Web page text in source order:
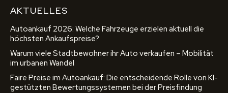
AKTUELLES
Autoankauf 2026: Welche Fahrzeuge erzielen aktuell die
höchsten Ankaufspreise?
Warum viele Stadtbewohner ihr Auto verkaufen – Mobilität
im urbanen Wandel
Faire Preise im Autoankauf: Die entscheidende Rolle von KI-
gestützten Bewertungssystemen bei der Preisfindung